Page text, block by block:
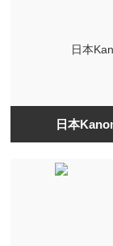
日本